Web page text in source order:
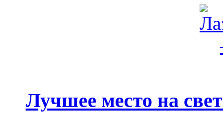
Лучшее место на